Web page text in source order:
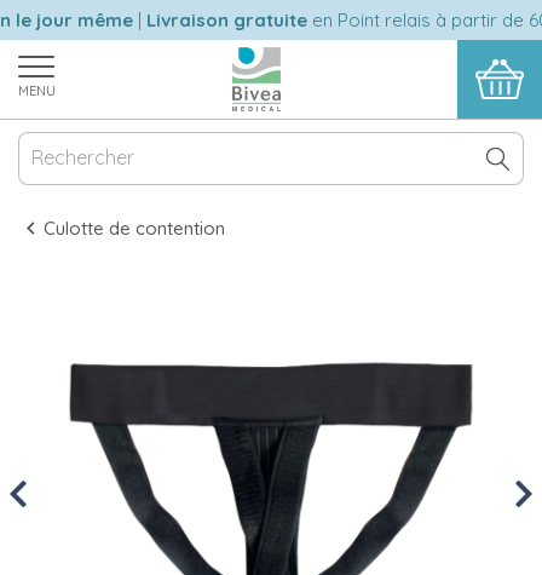
jour même|Livraison gratuiteen Point relais à partir de 60
MENU
Culotte de contention
Previous